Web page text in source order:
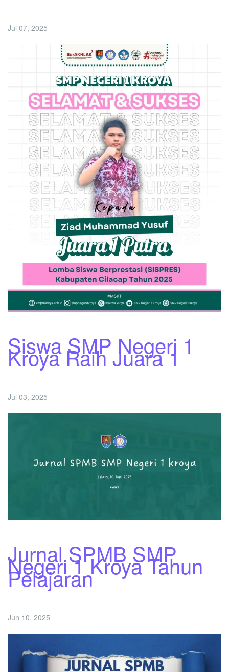
Jul 07, 2025
Siswa SMP Negeri 1
Kroya Raih Juara 1
Jul 03, 2025
Jurnal SPMB SMP
Negeri 1 Kroya Tahun
Pelajaran
Jun 10, 2025